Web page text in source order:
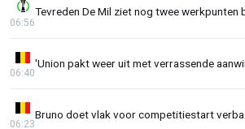
Tevreden De Mil ziet nog twee werkpunten
06:56
'Union pakt weer uit met verrassende
06:40
Bruno doet vlak voor competitiestart
06:23